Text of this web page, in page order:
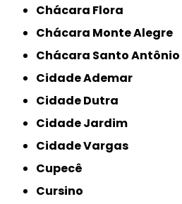
Chácara Flora
Chácara Monte Alegre
Chácara Santo Antônio
Cidade Ademar
Cidade Dutra
Cidade Jardim
Cidade Vargas
Cupecê
Cursino